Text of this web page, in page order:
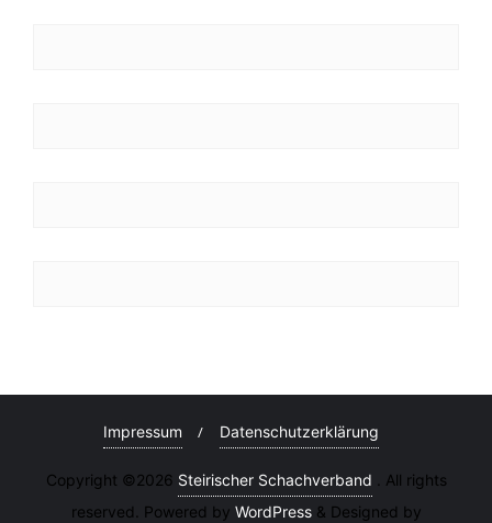
Impressum Datenschutzerklärung
Copyright ©2026 Steirischer Schachverband . All rights
reserved. Powered by WordPress & Designed by